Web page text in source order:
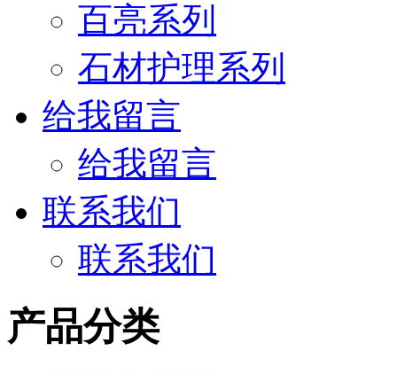
百亮系列
石材护理系列
给我留言
给我留言
联系我们
联系我们
产品分类